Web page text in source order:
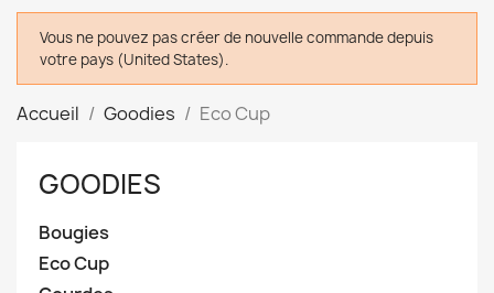
Vous ne pouvez pas créer de nouvelle commande depuis
votre pays (United States).
Accueil Goodies Eco Cup
GOODIES
Bougies
Eco Cup